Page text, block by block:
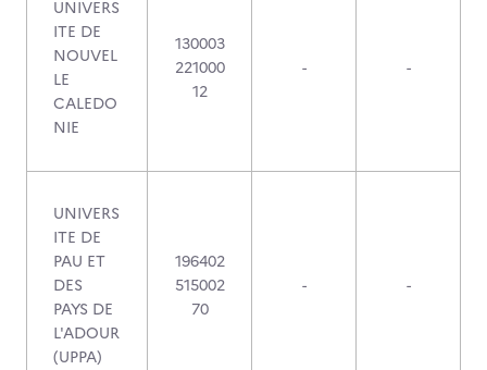
UNIVERS
ITE DE
NOUVEL
LE
CALEDO
NIE
130003
221000
12
- -
UNIVERS
ITE DE
PAU ET
DES
PAYS DE
L'ADOUR
(UPPA)
196402
515002
70
- -